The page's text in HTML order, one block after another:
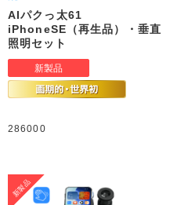
AIパクっ太61
iPhoneSE（再生品）・垂直
照明セット
286000